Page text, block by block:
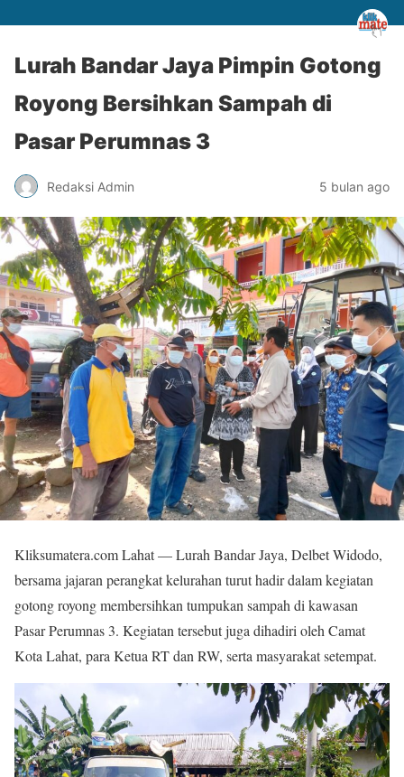
Lurah Bandar Jaya Pimpin Gotong
Royong Bersihkan Sampah di
Pasar Perumnas 3
Redaksi Admin 5 bulan ago
Kliksumatera.com Lahat — Lurah Bandar Jaya, Delbet Widodo,
bersama jajaran perangkat kelurahan turut hadir dalam kegiatan
gotong royong membersihkan tumpukan sampah di kawasan
Pasar Perumnas 3. Kegiatan tersebut juga dihadiri oleh Camat
Kota Lahat, para Ketua RT dan RW, serta masyarakat setempat.